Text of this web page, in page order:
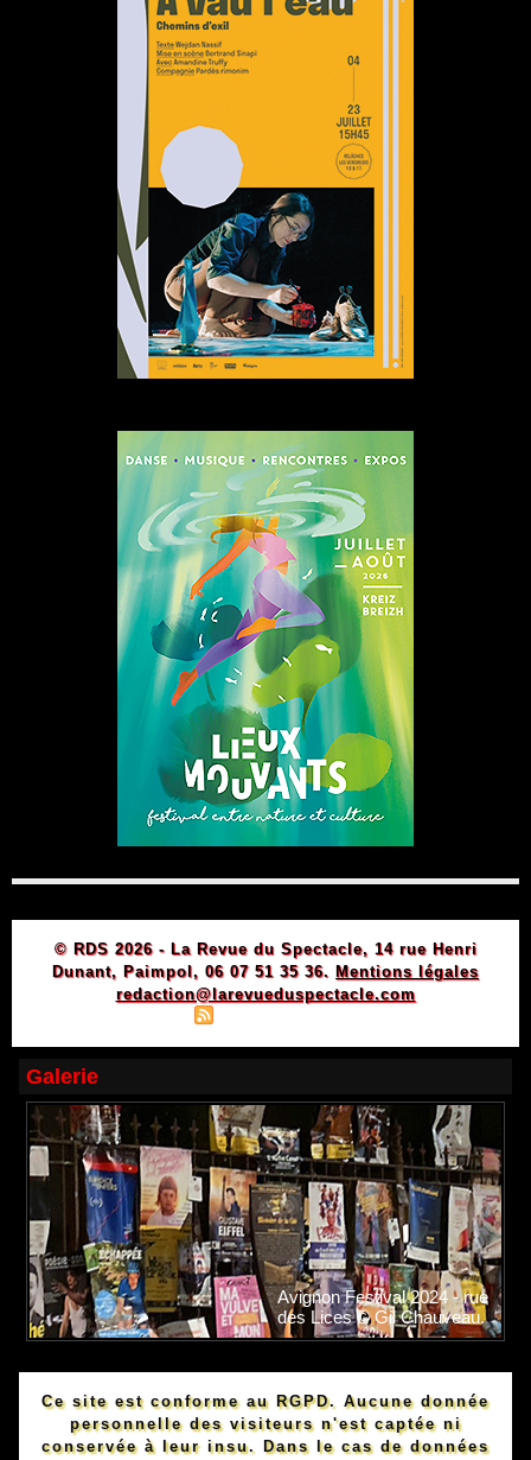
© RDS 2026 - La Revue du Spectacle, 14 rue Henri
Dunant, Paimpol, 06 07 51 35 36. Mentions légales
redaction@larevueduspectacle.com
Galerie
Avignon Festival 2024 - rue
des Lices © Gil Chauveau.
Ce site est conforme au RGPD. Aucune donnée
personnelle des visiteurs n'est captée ni
conservée à leur insu. Dans le cas de données